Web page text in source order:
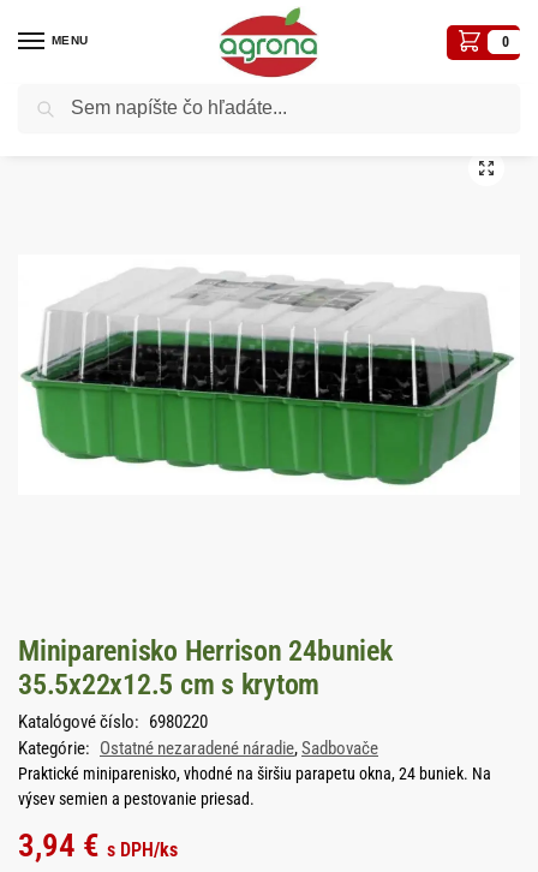
MENU 0
Domov Záhradné a iné náradie / Ostatné nezaradené náradie
Miniparenisko Herrison 24buniek
35.5x22x12.5 cm s krytom
Katalógové číslo: 6980220
Kategórie: Ostatné nezaradené náradie,Sadbovače
Praktické miniparenisko, vhodné na širšiu parapetu okna, 24 buniek. Na
výsev semien a pestovanie priesad.
3,94 € s DPH/ks